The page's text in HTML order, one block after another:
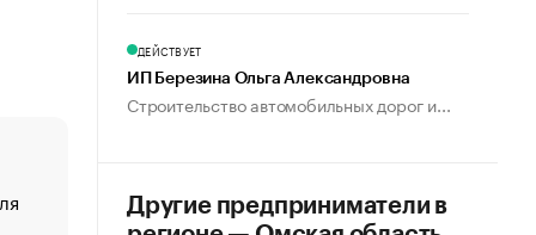
«От спорта тело стареет иначе». Как живет глава
создавшей GTA
ДЕЙСТВУЕТ
ИП Березина Ольга Александровна
Строительство автомобильных дорог и...
Другие предприниматели в